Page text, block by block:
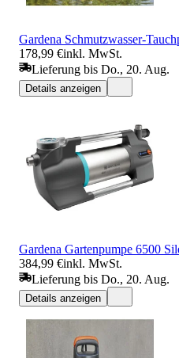
Gardena Schmutzwasser-
178,99 €inkl. MwSt.
Lieferung bis Do., 20. Aug.
Details anzeigen
Gardena Gartenpumpe 6500
384,99 €inkl. MwSt.
Lieferung bis Do., 20. Aug.
Details anzeigen